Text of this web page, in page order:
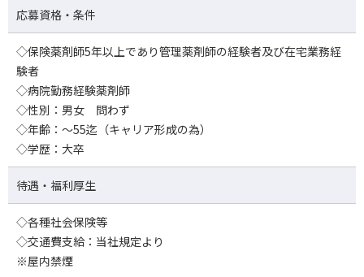
応募資格・条件
◇保険薬剤師5年以上であり管理薬剤師の経験者及び在宅業務経
験者
◇病院勤務経験薬剤師
◇性別：男女 問わず
◇年齢：～55迄（キャリア形成の為）
◇学歴：大卒
待遇・福利厚生
◇各種社会保険等
◇交通費支給：当社規定より
※屋内禁煙